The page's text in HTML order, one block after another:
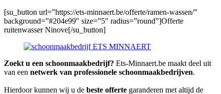
[su_button url=”https://ets-minnaert.be/offerte/ramen-wassen/”
background=”#204e99″ size=”5″ radius=”round”]Offerte
ruitenwasser Ninove[/su_button]
Zoekt u een schoonmaakbedrijf? Ets-Minnaert.be maakt deel uit
van een netwerk van professionele schoonmaakbedrijven.
Hierdoor kunnen wij u de beste offerte garanderen met altijd de